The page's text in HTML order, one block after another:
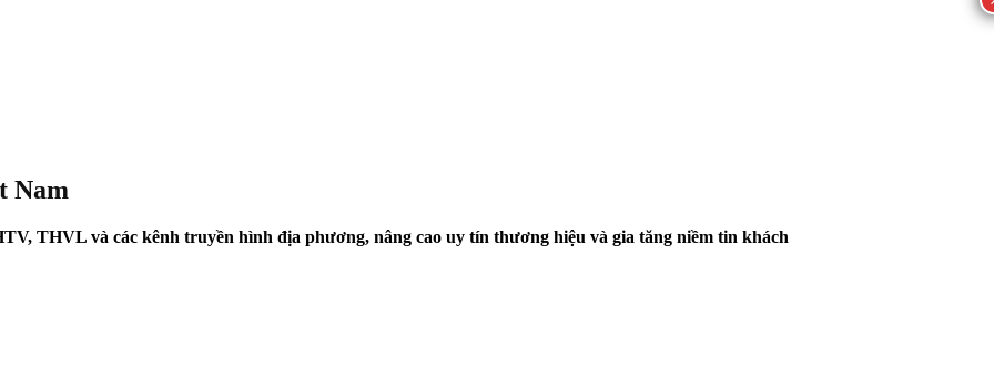
Nam
THVL và các kênh truyền hình địa phương, nâng cao uy tín thương hiệu và gia tăng niềm tin khách